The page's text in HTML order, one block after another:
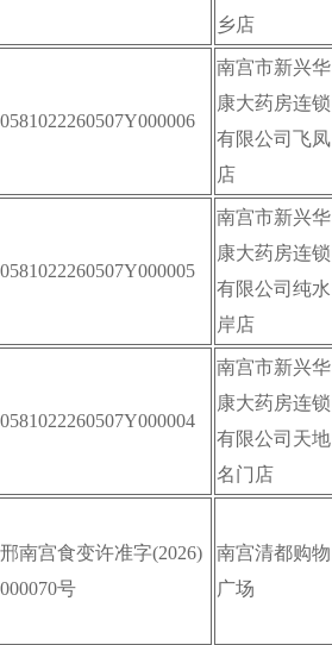
乡店
南宫市新兴华
康大药房连锁
有限公司飞凤
店
南宫市新兴华
康大药房连锁
有限公司纯水
岸店
南宫市新兴华
康大药房连锁
有限公司天地
名门店
南宫食变许准字(2026)
号
南宫清都购物
广场